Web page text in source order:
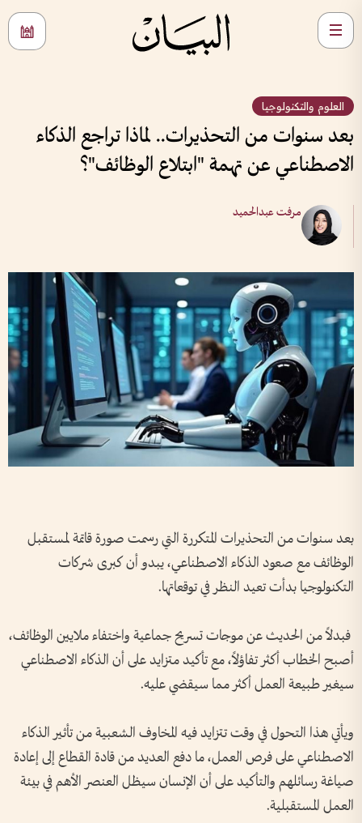
العلوم والتكنولوجيا
بعد سنوات من التحذيرات.. لماذا تراجع الذكاء
الاصطناعي عن تهمة "ابتلاع الوظائف"؟
مرفت عبدالحميد
بعد سنوات من التحذيرات المتكررة التي رسمت صورة قاتمة لمستقبل
الوظائف مع صعود الذكاء الاصطناعي، يبدو أن كبرى شركات
التكنولوجيا بدأت تعيد النظر في توقعاتها.
فبدلاً من الحديث عن موجات تسريح جماعية واختفاء ملايين الوظائف،
أصبح الخطاب أكثر تفاؤلاً، مع تأكيد متزايد على أن الذكاء الاصطناعي
سيغير طبيعة العمل أكثر مما سيقضي عليه.
ويأتي هذا التحول في وقت تتزايد فيه المخاوف الشعبية من تأثير الذكاء
الاصطناعي على فرص العمل، ما دفع العديد من قادة القطاع إلى إعادة
صياغة رسائلهم والتأكيد على أن الإنسان سيظل العنصر الأهم في بيئة
العمل المستقبلية.